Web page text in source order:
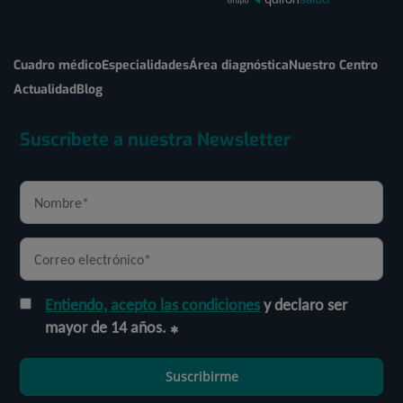
Cuadro médicoEspecialidadesÁrea diagnósticaNuestro Centro
ActualidadBlog
Suscríbete a nuestra Newsletter
Entiendo, acepto las condicionesy declaro ser
mayor de 14 años.
Suscribirme